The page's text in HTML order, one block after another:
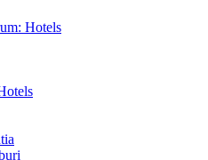
Hotels